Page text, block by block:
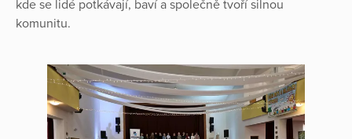
kde se lidé potkávají, baví a společně tvoří silnou
komunitu.